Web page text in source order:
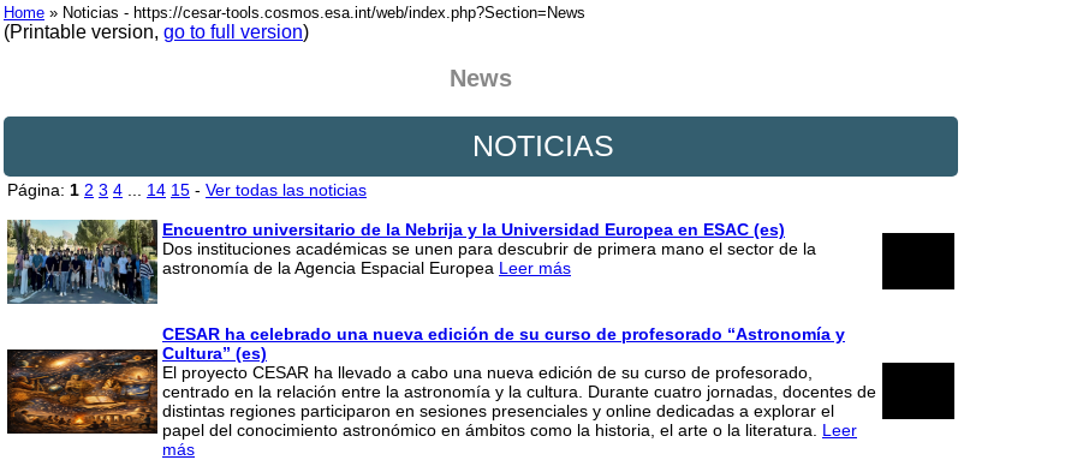
Home » Noticias - https://cesar-tools.cosmos.esa.int/web/index.php?Section=News
(Printable version, go to full version)
News
NOTICIAS
Página: 1 2 3 4 14 15 - Ver todas las noticias
Encuentro universitario de la Nebrija y la Universidad Europea en ESAC (es)
Dos instituciones académicas se unen para descubrir de primera mano el sector de la
astronomía de la Agencia Espacial Europea Leer más
CESAR ha celebrado una nueva edición de su curso de profesorado “Astronomía y
Cultura” (es)
El proyecto CESAR ha llevado a cabo una nueva edición de su curso de profesorado,
centrado en la relación entre la astronomía y la cultura. Durante cuatro jornadas, docentes de
distintas regiones participaron en sesiones presenciales y online dedicadas a explorar el
papel del conocimiento astronómico en ámbitos como la historia, el arte o la literatura. Leer
más